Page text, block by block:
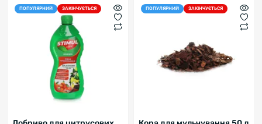
ПОПУЛЯРНИЙ ЗАКІНЧУЄТЬСЯ ПОПУЛЯРНИЙ ЗАКІНЧУЄТЬСЯ